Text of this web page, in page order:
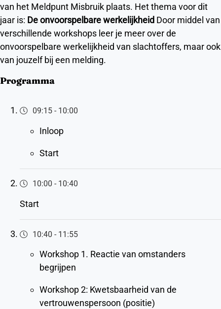
van het Meldpunt Misbruik plaats. Het thema voor dit
jaar is: De onvoorspelbare werkelijkheid Door middel van
verschillende workshops leer je meer over de
onvoorspelbare werkelijkheid van slachtoffers, maar ook
van jouzelf bij een melding.
Programma
09:15 - 10:00
Inloop
Start
10:00 - 10:40
Start
10:40 - 11:55
Workshop 1. Reactie van omstanders
begrijpen
Workshop 2: Kwetsbaarheid van de
vertrouwenspersoon (positie)